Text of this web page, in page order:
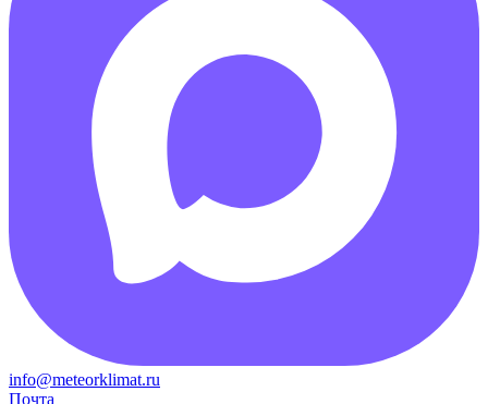
info@meteorklimat.ru
Почта